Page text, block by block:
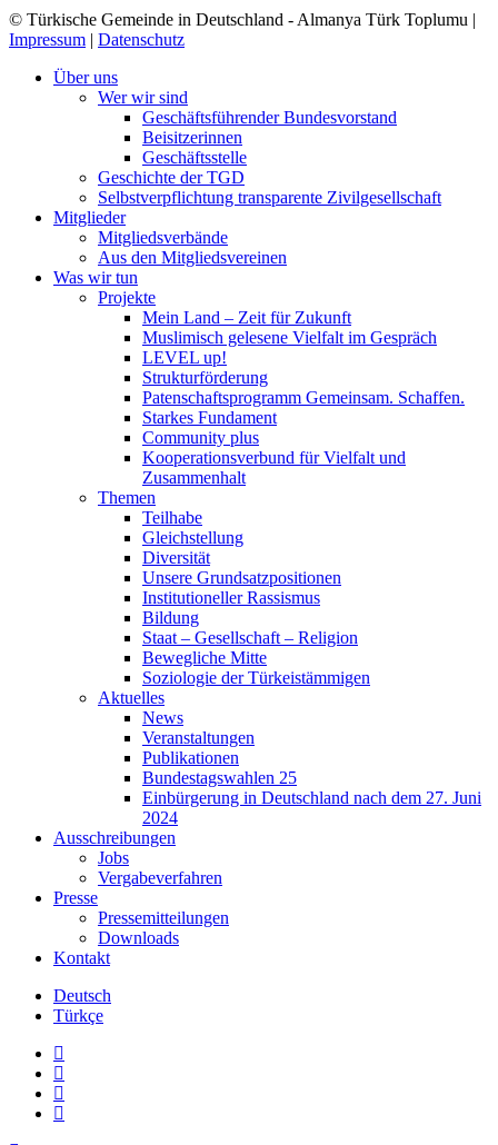
© Türkische Gemeinde in Deutschland - Almanya Türk Toplumu |
Impressum | Datenschutz
Close
Über uns
Wer wir sind
Geschäftsführender Bundesvorstand
Beisitzerinnen
Geschäftsstelle
Geschichte der TGD
Selbstverpflichtung transparente Zivilgesellschaft
Mitglieder
Mitgliedsverbände
Aus den Mitgliedsvereinen
Was wir tun
Projekte
Mein Land – Zeit für Zukunft
Muslimisch gelesene Vielfalt im Gespräch
LEVEL up!
Strukturförderung
Patenschaftsprogramm Gemeinsam. Schaffen.
Starkes Fundament
Community plus
Kooperationsverbund für Vielfalt und
Zusammenhalt
Themen
Teilhabe
Gleichstellung
Diversität
Unsere Grundsatzpositionen
Institutioneller Rassismus
Bildung
Staat – Gesellschaft – Religion
Bewegliche Mitte
Soziologie der Türkeistämmigen
Aktuelles
News
Veranstaltungen
Publikationen
Bundestagswahlen 25
Einbürgerung in Deutschland nach dem 27. Juni
2024
Ausschreibungen
Jobs
Vergabeverfahren
Presse
Pressemitteilungen
Downloads
Kontakt
Deutsch
Türkçe